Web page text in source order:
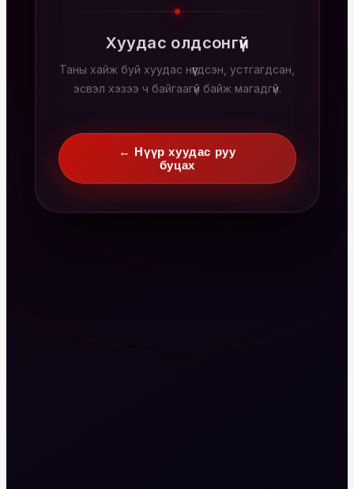
Хуудас олдсонгүй
Таны хайж буй хуудас нүүгдсэн, устгагдсан,
эсвэл хэзээ ч байгаагүй байж магадгүй.
← Нүүр хуудас руу
буцах